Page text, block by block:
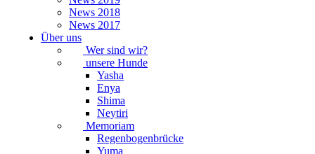
News 2018
News 2017
Über uns
Wer sind wir?
unsere Hunde
Yasha
Enya
Shima
Neytiri
Memoriam
Regenbogenbrücke
Yuma